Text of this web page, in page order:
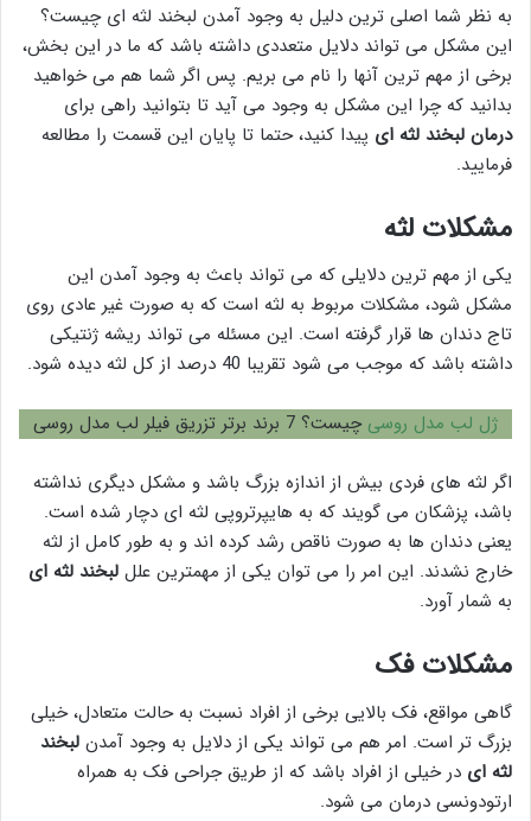
به نظر شما اصلی ترین دلیل به وجود آمدن لبخند لثه ای چیست؟
این مشکل می تواند دلایل متعددی داشته باشد که ما در این بخش،
برخی از مهم ترین آنها را نام می بریم. پس اگر شما هم می خواهید
بدانید که چرا این مشکل به وجود می آید تا بتوانید راهی برای
درمان لبخند لثه ای پیدا کنید، حتما تا پایان این قسمت را مطالعه
فرمایید.
مشکلات لثه
یکی از مهم ترین دلایلی که می تواند باعث به وجود آمدن این
مشکل شود، مشکلات مربوط به لثه است که به صورت غیر عادی روی
تاج دندان ها قرار گرفته است. این مسئله می تواند ریشه ژنتیکی
داشته باشد که موجب می شود تقریبا 40 درصد از کل لثه دیده شود.
ژل لب مدل روسی چیست؟ 7 برند برتر تزریق فیلر لب مدل روسی
اگر لثه های فردی بیش از اندازه بزرگ باشد و مشکل دیگری نداشته
باشد، پزشکان می گویند که به هایپرتروپی لثه ای دچار شده است.
یعنی دندان ها به صورت ناقص رشد کرده اند و به طور کامل از لثه
خارج نشدند. این امر را می توان یکی از مهمترین علل لبخند لثه ای
به شمار آورد.
مشکلات فک
گاهی مواقع، فک بالایی برخی از افراد نسبت به حالت متعادل، خیلی
بزرگ تر است. امر هم می تواند یکی از دلایل به وجود آمدن لبخند
لثه ای در خیلی از افراد باشد که از طریق جراحی فک به همراه
ارتودونسی درمان می شود.